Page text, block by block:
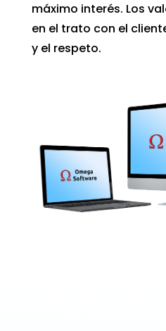
máximo interés. Los
en el trato con el
y el respeto.